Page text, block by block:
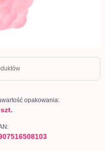
opakowania: